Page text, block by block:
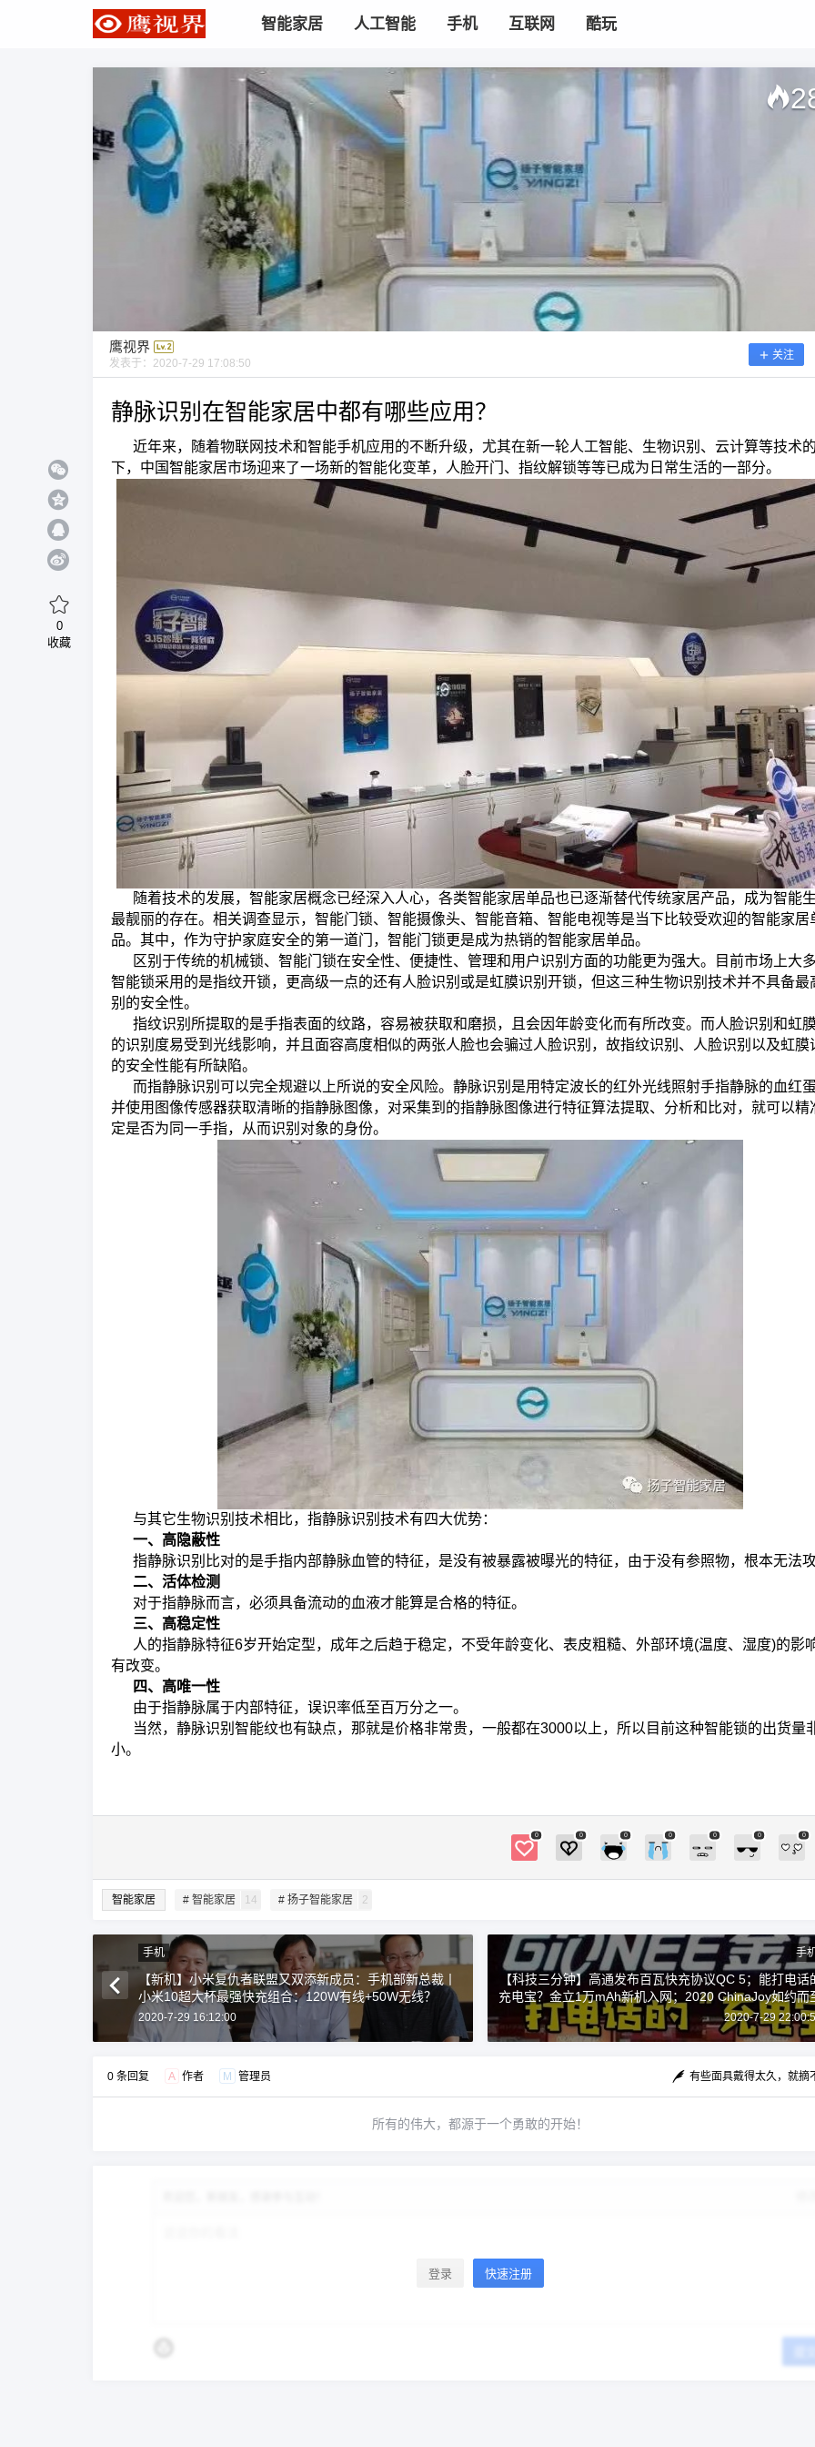
智能家居 人工智能 手机 互联网 酷玩
鹰视界
发表于： 2020-7-29 17:08:50
关注
静脉识别在智能家居中都有哪些应用？
近年来，随着物联网技术和智能手机应用的不断升级，尤其在新一轮人工智能、生物识别、云计算等技术
下，中国智能家居市场迎来了一场新的智能化变革，人脸开门、指纹解锁等等已成为日常生活的一部分。
随着技术的发展，智能家居概念已经深入人心，各类智能家居单品也已逐渐替代传统家居产品，成为智能
最靓丽的存在。相关调查显示，智能门锁、智能摄像头、智能音箱、智能电视等是当下比较受欢迎的智能家居
品。其中，作为守护家庭安全的第一道门，智能门锁更是成为热销的智能家居单品。
区别于传统的机械锁、智能门锁在安全性、便捷性、管理和用户识别方面的功能更为强大。目前市场上大
智能锁采用的是指纹开锁，更高级一点的还有人脸识别或是虹膜识别开锁，但这三种生物识别技术并不具备最
别的安全性。
指纹识别所提取的是手指表面的纹路，容易被获取和磨损，且会因年龄变化而有所改变。而人脸识别和虹
的识别度易受到光线影响，并且面容高度相似的两张人脸也会骗过人脸识别，故指纹识别、人脸识别以及虹膜
的安全性能有所缺陷。
而指静脉识别可以完全规避以上所说的安全风险。静脉识别是用特定波长的红外光线照射手指静脉的血红
并使用图像传感器获取清晰的指静脉图像，对采集到的指静脉图像进行特征算法提取、分析和比对，就可以精
定是否为同一手指，从而识别对象的身份。
与其它生物识别技术相比，指静脉识别技术有四大优势：
一、高隐蔽性
指静脉识别比对的是手指内部静脉血管的特征，是没有被暴露被曝光的特征，由于没有参照物，根本无法
二、活体检测
对于指静脉而言，必须具备流动的血液才能算是合格的特征。
三、高稳定性
人的指静脉特征6岁开始定型，成年之后趋于稳定，不受年龄变化、表皮粗糙、外部环境(温度、湿度)的影
有改变。
四、高唯一性
由于指静脉属于内部特征，误识率低至百万分之一。
当然，静脉识别智能纹也有缺点，那就是价格非常贵，一般都在3000以上，所以目前这种智能锁的出货量
小。
0
收藏
0 0 0 0 0 0 0
智能家居 # 智能家居 14 # 扬子智能家居 2
鹰视界 @ 鹰视界 2020/7/29
静脉识别在智能家居中都有哪
些应用？
近年来，随着物联网技术和智能手机应用的不断
升级，尤其在新一轮人工智能、生物识别、云计
算等技术的推动下，中国智能家居市场迎来了一
场新的智能化变革，人脸开门、指纹解锁等等已
成为日常生活的一部分。 随着技术的发展，智能
家居概念已经深入人心，各类智能家居单品也已
逐渐替代传统家居产品，成为智能生活中最靓丽
的存在。相关调查显示，智能门锁、智能摄像
头、智能音箱、智能电视等是当下比较受欢迎的
道门，智能门锁更是成为热销的智能家居单品。
性、管理和用户识别方面的功能更为强大。目前
级一点的还有人脸识别或是虹膜识别开锁，但这
取和磨损，且会因年龄变化而有所改变。而人脸
识别和虹膜识别的识别度易受到光线影响，并且
安全风险。静脉识别是用特定波长的红外光线照
射手指静脉的血红蛋白，并使用图像传感器获取
清晰的指静脉图像，对采集到的指静脉图像进行
物识别技术相比，指静脉识别技术有四大优势：
一、高隐蔽性 指静脉识别比对的是手指内部静脉
血管的特征，是没有被暴露被曝光的特征，由于
没有参照物，根本无法攻击。 二、活体检测 对于
指静脉而言，必须具备流动的血液才能算是合格
定型，成年之后趋于稳定，不受年龄变化、表皮
四、高唯一性 由于指静脉属于内部特征，误识率
扫描二维码继续阅读
给鹰视界打赏
2 元 5 元 10 元
20 元 50 元
付费内容
¥
立刻支付
手机
【新机】小米复仇者联盟又双添新成员：手机部新总裁丨
小米10超大杯最强快充组合：120W有线+50W无线？
2020-7-29 16:12:00
手
【科技三分钟】高通发布百瓦快充协议QC 5；能打电话
充电宝？金立1万mAh新机入网；2020 ChinaJoy如约而
2020-7-29
0 条回复 A 作者 M 管理员 有些面具戴得太久，就摘
所有的伟大，都源于一个勇敢的开始！
登录 快速注册
忘记密码？找回